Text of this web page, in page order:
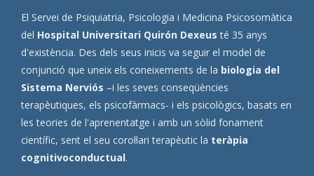
El Servei de Psiquiatria, Psicologia i Medicina Psicosomàtica
del Hospital Universitari Quirón Dexeus té 35 anys
d'existència. Des dels seus inicis va seguir el model de
conjunció que uneix els coneixements de la biologia del
Sistema Nerviós –i les seves conseqüències
terapèutiques, els psicofàrmacs- i els psicològics, basats en
les teories de l'aprenentatge i amb un sòlid fonament
científic, sent el seu corol·lari terapèutic la teràpia
cognitivoconductual.